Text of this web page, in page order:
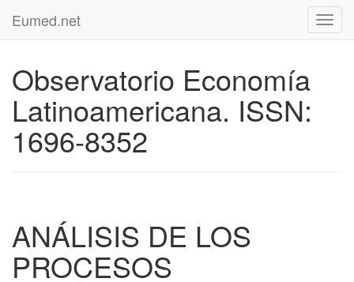
Eumed.net
Observatorio Economía
Latinoamericana. ISSN:
1696-8352
ANÁLISIS DE LOS
PROCESOS